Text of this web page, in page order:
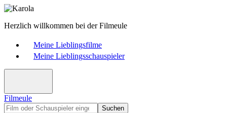
Herzlich willkommen bei der Filmeule
Meine Lieblingsfilme
Meine Lieblingsschauspieler
Filmeule
Suchen